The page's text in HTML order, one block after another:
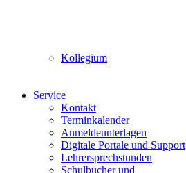
Kollegium
Service
Kontakt
Terminkalender
Anmeldeunterlagen
Digitale Portale und Support
Lehrersprechstunden
Schulbücher und